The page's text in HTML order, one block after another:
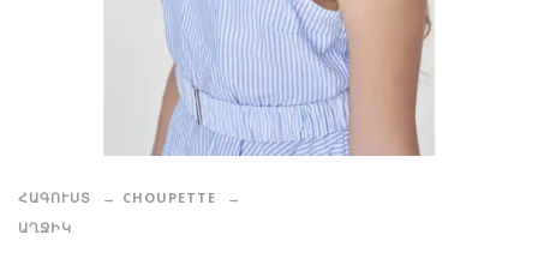
ՀԱԳՈՒՍՏ
CHOUPETTE
ԱՂՋԻԿ